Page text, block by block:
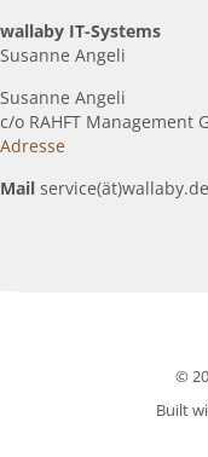
wallaby IT-Systems
Susanne Angeli
Susanne Angeli
c/o RAHFT Management
Adresse
Mail service(ät)wallaby.de
©
Built